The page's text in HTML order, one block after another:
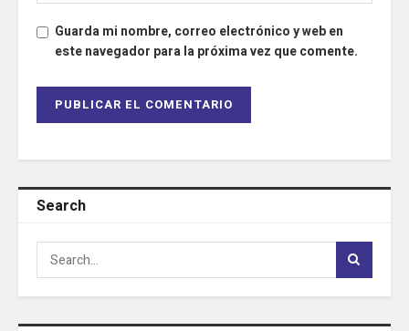
Guarda mi nombre, correo electrónico y web en
este navegador para la próxima vez que comente.
Search